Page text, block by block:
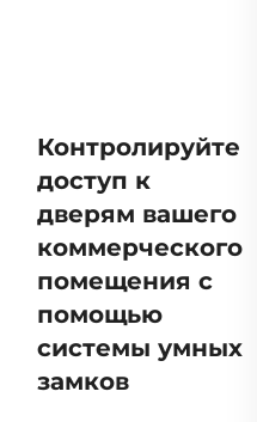
Контролируйте
доступ к
дверям вашего
коммерческого
помещения с
помощью
системы умных
замков